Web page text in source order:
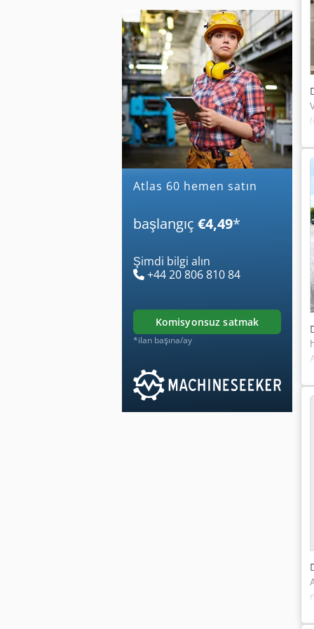
atlas 60 hemen satın
başlangıç €4,49*
Şimdi bilgi alın
+44 20 806 810 84
komisyonsuz satmak
*ilan başına/ay